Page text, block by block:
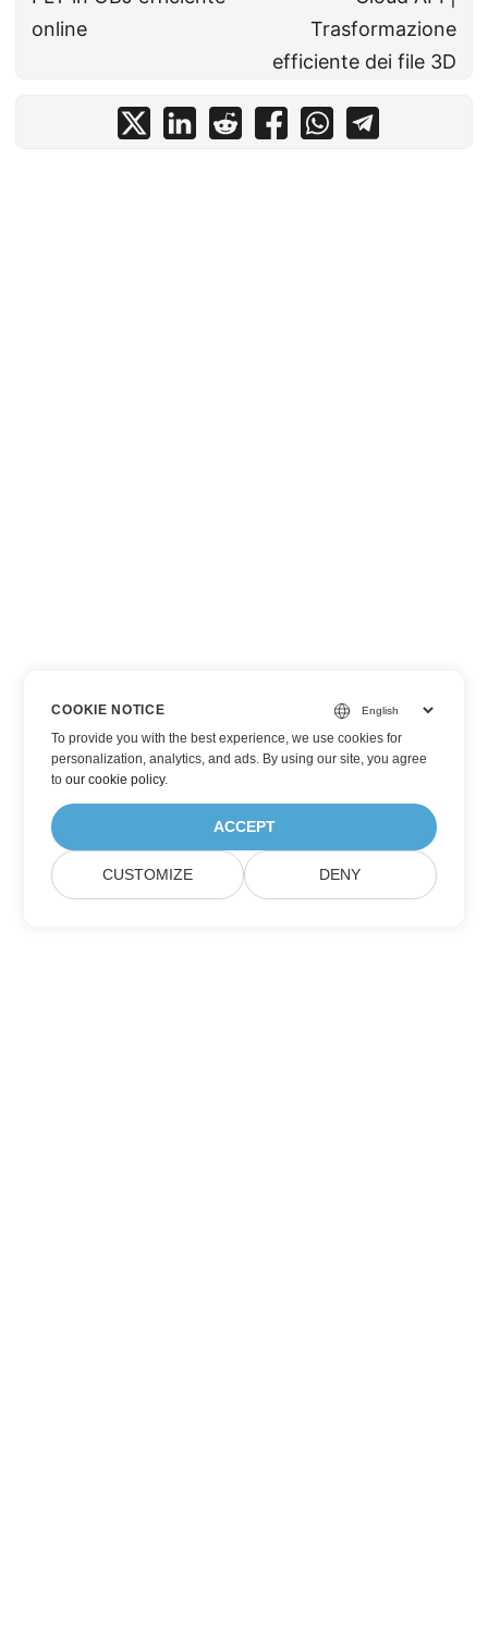
online
Trasformazione
efficiente dei file 3D
COOKIE NOTICE
To provide you with the best experience, we use cookies for
personalization, analytics, and ads. By using our site, you agree
toour cookie policy.
ACCEPT
CUSTOMIZE DENY